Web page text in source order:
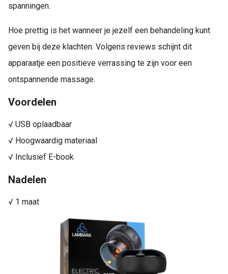
spanningen.
Hoe prettig is het wanneer je jezelf een behandeling kunt
geven bij deze klachten. Volgens reviews schijnt dit
apparaatje een positieve verrassing te zijn voor een
ontspannende massage.
Voordelen
√ USB oplaadbaar
√ Hoogwaardig materiaal
√ Inclusief E-book
Nadelen
√ 1 maat